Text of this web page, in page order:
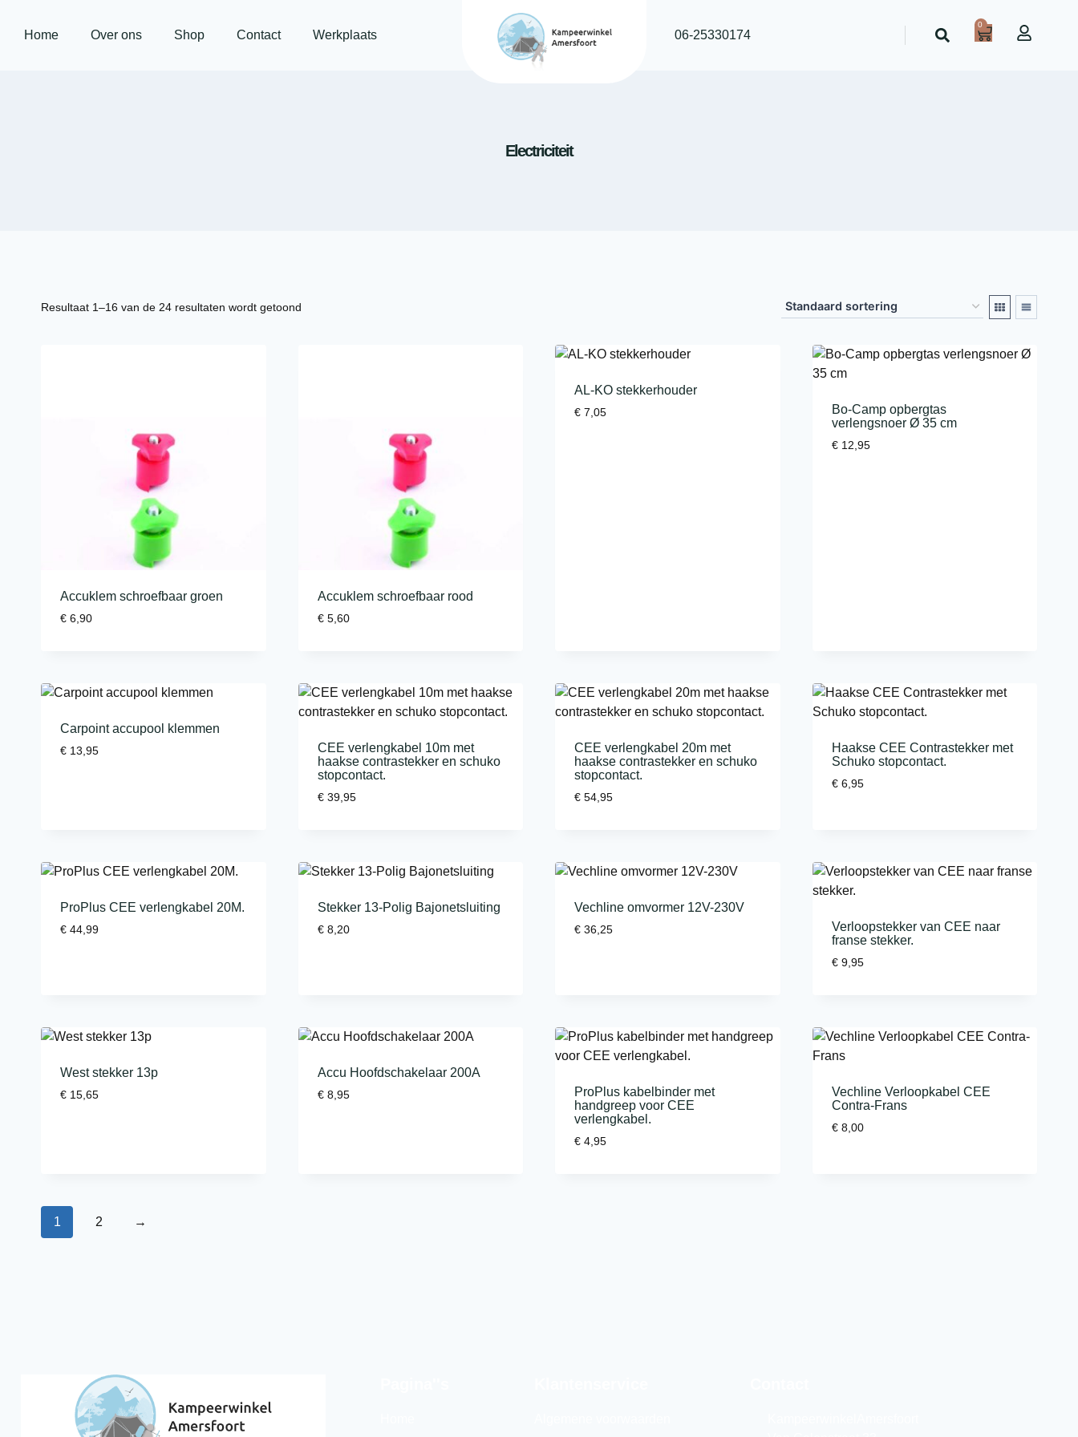
Home Over ons Shop Contact Werkplaats 06-25330174
0
Electriciteit
Resultaat 1–16 van de 24 resultaten wordt getoond
Accuklem schroefbaar groen
€ 6,90
Accuklem schroefbaar rood
€5,60
AL-KO stekkerhouder
€ 7,05
Bo-Camp opbergtas
verlengsnoer Ø 35 cm
€12,95
Carpoint accupool klemmen
€ 13,95
CEE verlengkabel 10m met
haakse contrastekker en schuko
stopcontact.
€39,95
CEE verlengkabel 20m met
haakse contrastekker en schuko
stopcontact.
€ 54,95
Haakse CEE Contrastekker met
Schuko stopcontact.
€6,95
ProPlus CEE verlengkabel 20M.
€ 44,99
Stekker 13-Polig Bajonetsluiting
€8,20
Vechline omvormer 12V-230V
€ 36,25
Verloopstekker van CEE naar
franse stekker.
€9,95
West stekker 13p
€ 15,65
Accu Hoofdschakelaar 200A
€8,95
ProPlus kabelbinder met
handgreep voor CEE
verlengkabel.
€ 4,95
Vechline Verloopkabel CEE
Contra-Frans
€8,00
1 2 →